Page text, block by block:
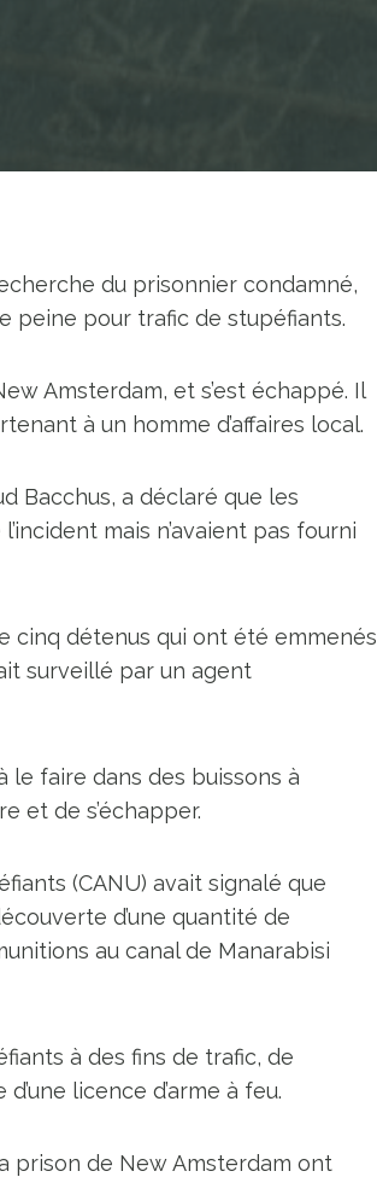
du prisonnier condamné,
peine pour trafic de stupéfiants.
Amsterdam, et s’est échappé. Il
à un homme d’affaires local.
Bacchus, a déclaré que les
mais n’avaient pas fourni
cinq détenus qui ont été emmenés
surveillé par un agent
le faire dans des buissons à
et de s’échapper.
(CANU) avait signalé que
d’une quantité de
au canal de Manarabisi
à des fins de trafic, de
licence d’arme à feu.
prison de New Amsterdam ont